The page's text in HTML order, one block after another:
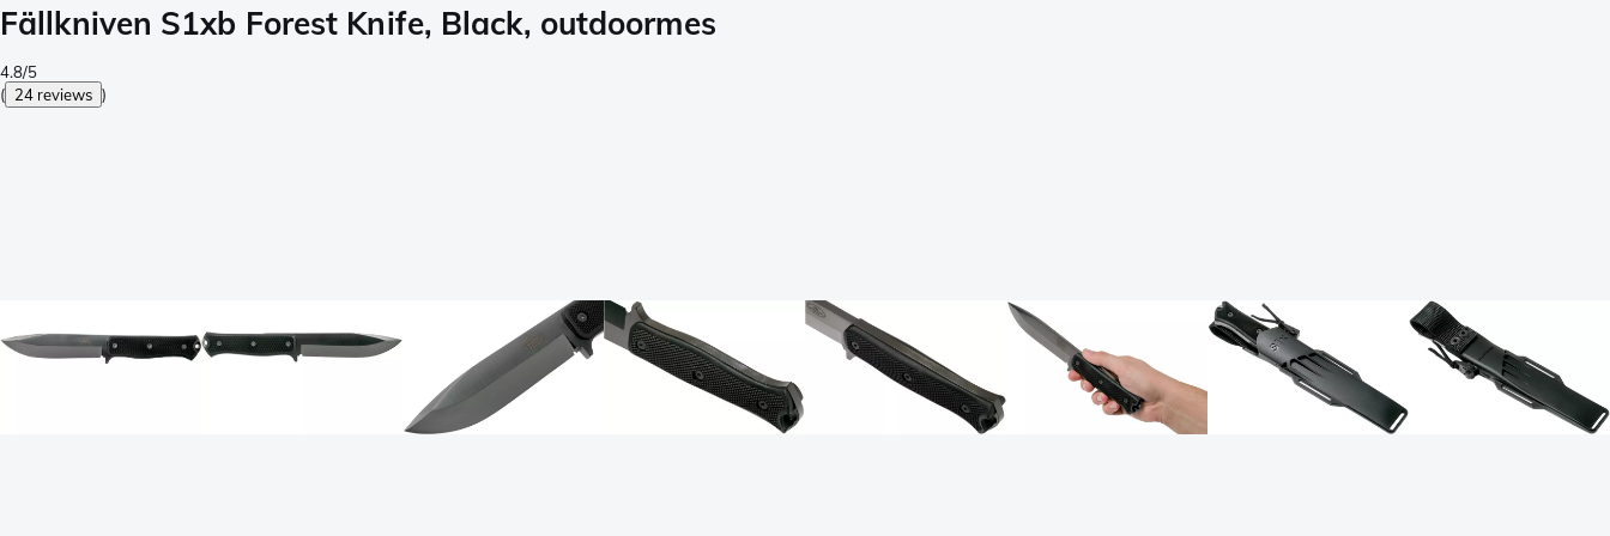
Fällkniven S1xb Forest Knife, Black, outdoormes
4.8/5
( 24 reviews )